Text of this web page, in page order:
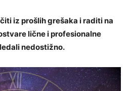
iz prošlih grešaka i raditi na
lične i profesionalne
nedostižno.